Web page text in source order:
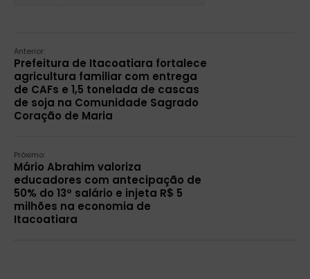
Anterior:
Prefeitura de Itacoatiara fortalece
agricultura familiar com entrega
de CAFs e 1,5 tonelada de cascas
de soja na Comunidade Sagrado
Coração de Maria
Próximo:
Mário Abrahim valoriza
educadores com antecipação de
50% do 13º salário e injeta R$ 5
milhões na economia de
Itacoatiara